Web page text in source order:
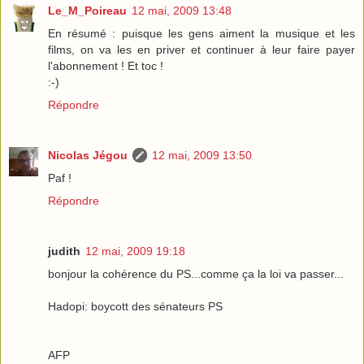
Le_M_Poireau 12 mai, 2009 13:48
En résumé : puisque les gens aiment la musique et les
films, on va les en priver et continuer à leur faire payer
l'abonnement ! Et toc !
:-)
Répondre
Nicolas Jégou
12 mai, 2009 13:50
Paf !
Répondre
judith 12 mai, 2009 19:18
bonjour la cohérence du PS...comme ça la loi va passer...
Hadopi: boycott des sénateurs PS
AFP